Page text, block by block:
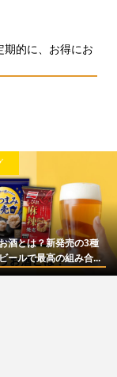
期的に、お得にお
酒とは？新発売の3種
ールで最高の組み合...